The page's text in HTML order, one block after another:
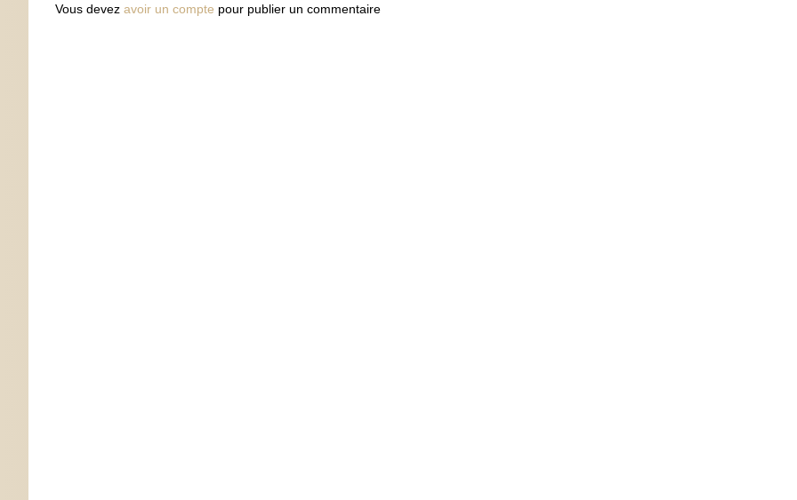
Vous devez avoir un compte pour publier un commentaire